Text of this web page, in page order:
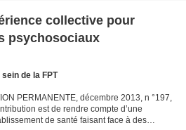
collective pour
psychosociaux
de la FPT
PERMANENTE, décembre 2013, n °197,
est de rendre compte d’une
de santé faisant face à des